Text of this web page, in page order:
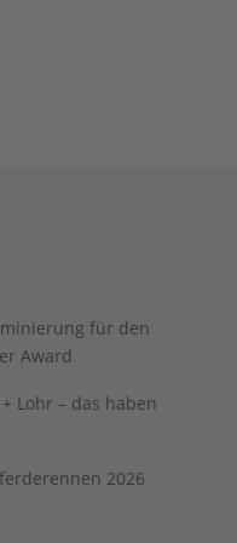
für den
Award
Lohr – das haben
2026